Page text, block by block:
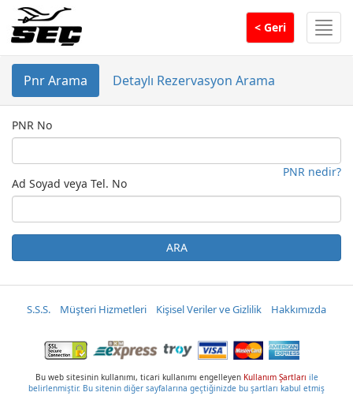
Menü
< Geri
Pnr Arama Detaylı Rezervasyon Arama
PNR No
PNR nedir?
Ad Soyad veya Tel. No
ARA
S.S.S. Müşteri Hizmetleri Kişisel Veriler ve Gizlilik Hakkımızda
Bu web sitesinin kullanımı, ticari kullanımı engelleyen Kullanım Şartları ile
belirlenmiştir. Bu sitenin diğer sayfalarına geçtiğinizde bu şartları kabul etmiş